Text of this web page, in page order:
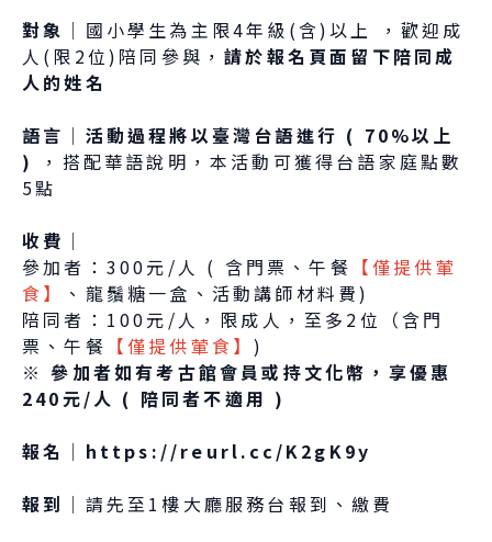
對象│ 國小學生為主限4年級(含)以上 ，歡迎成
人(限2位)陪同參與，請於報名頁面留下陪同成
人的姓名
語言│ 活動過程將以臺灣台語進行 ( 70%以上
)
，搭配華語說明，本活動可獲得台語家庭點數
5點
收費│
參加者：300元/人 ( 含門票、午餐 【僅提供葷
食】
、龍鬚糖一盒、活動講師材料費)
陪同者：100元/人，限成人，至多2位（含門
票、午餐 【僅提供葷食】)
※ 參加者如有考古館會員或持文化幣，享優惠
240元/人 ( 陪同者不適用 )
報名│ https://reurl.cc/K2gK9y
報到│ 請先至1樓大廳服務台報到、繳費